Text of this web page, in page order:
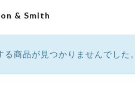
& Smith
る商品が見つかりませんでした。